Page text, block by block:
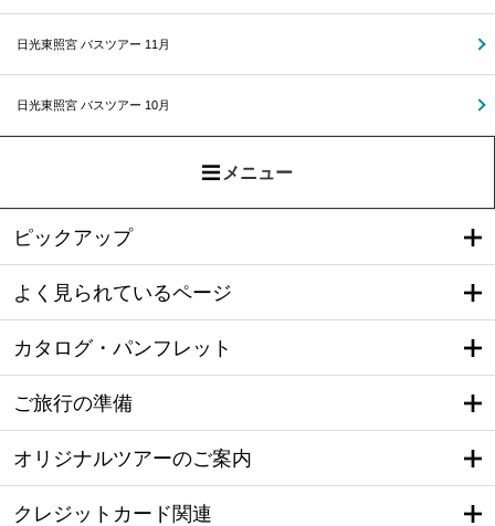
日光東照宮 バスツアー 11月
日光東照宮 バスツアー 10月
メニュー
ピックアップ
よく見られているページ
カタログ・パンフレット
ご旅行の準備
オリジナルツアーのご案内
クレジットカード関連